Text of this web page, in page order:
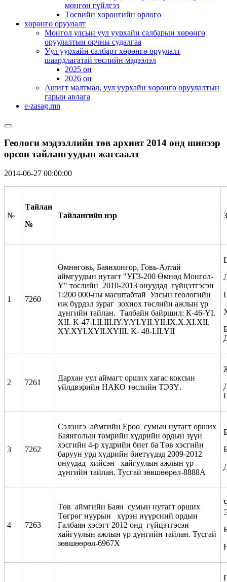
мөнгөн гүйлгээ
Төсвийн хөрөнгийн орлого
хөрөнгө оруулалт
Монгол улсын уул уурхайн салбарын хөрөнгө
оруулалтын орчны судалгаа
Уул уурхайн салбарт хөрөнгө оруулалт
шаардлагатай төслийн мэдээлэл
2025 он
2026 он
Ашигт малтмал, уул уурхайн хөрөнгө оруулалтын
гарын авлага
e-zasag.mn
Геологи мэдээллийн төв архивт 2014 онд шинээр
орсон тайлангуудын жагсаалт
2014-06-27 00:00:00
№
Тайлан
№
Тайлангийн нэр
1 7260
Өмнөговь, Баянхонгор, Говь-Алтай
аймгуудын нутагт ″УГЗ-200 Өмнөд Монгол-
Y" төслийн 2010-2013 онуудад гүйцэтгэсэн
1:200 000-ны масштабтай Улсын геологийн
иж бүрдэл зураг зохиох төслийн ажлын үр
дүнгийн тайлан. Талбайн байршил: К-46-YI.
XII. K-47-I.II.III.IY.Y.YI.YII.YII.IX.X.XI.XII.
XY.XYI.XYII.XYIII. K- 48-I.II.YII
2 7261
Дархан уул аймагт орших хагас коксын
үйлдвэрийн НАКО төслийн ТЭЗҮ.
3 7262
Сэлэнгэ аймгийн Ерөө сумын нутагт орших
Баянголын төмрийн хүдрийн ордын зүүн
хэсгийн 4-р хүдрийн биет ба Төв хэсгийн
баруун урд хүдрийн биетүүдэд 2009-2012
онуудад хийсэн хайгуулын ажлын үр
дүнгийн тайлан. Тусгай зөвшөөрөл-8888А
4 7263
Төв аймгийн Баян сумын нутагт орших
Төгрөг нуурын хүрэн нүүрсний ордын
Галбаян хэсэгт 2012 онд гүйцэтгэсэн
хайгуулын ажлын үр дүнгийн тайлан. Тусгай
зөвшөөрөл-6967Х